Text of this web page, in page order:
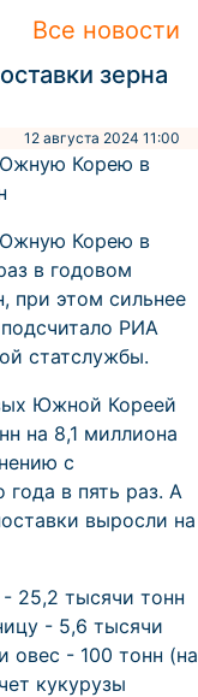
Все новости
зерна
12 августа 2024 11:00
Корею в
Корею в
в годовом
при этом сильнее
подсчитало РИА
статслужбы.
Южной Кореей
на 8,1 миллиона
с
в пять раз. А
выросли на
25,2 тысячи тонн
- 5,6 тысячи
овес - 100 тонн (на
кукурузы